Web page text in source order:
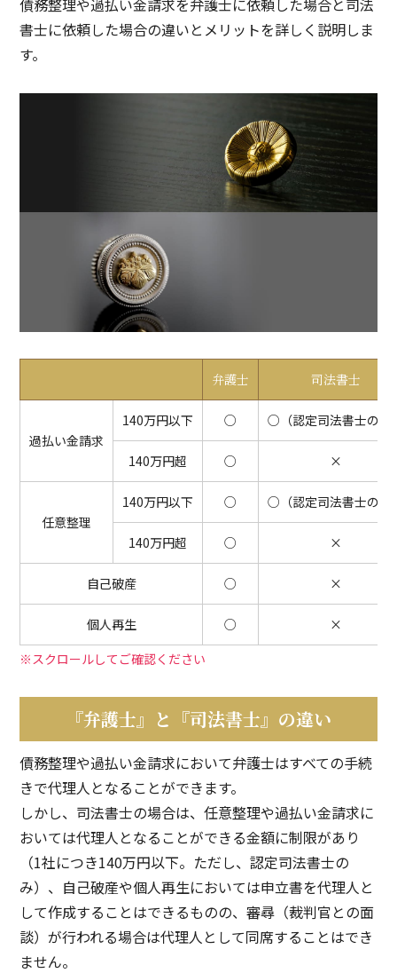
債務整理や過払い金請求を弁護士に依頼した場合と司法
書士に依頼した場合の違いとメリットを詳しく説明しま
す。
弁護士 司法書士
過払い金請求
140万円以下 ○ ○（認定司法書士のみ
140万円超 ○ ×
任意整理
140万円以下 ○ ○（認定司法書士のみ
140万円超 ○ ×
自己破産 ○ ×
個人再生 ○
×
※スクロールしてご確認ください
『弁護士』と『司法書士』の違い
債務整理や過払い金請求において弁護士はすべての手続
きで代理人となることができます。
しかし、司法書士の場合は、任意整理や過払い金請求に
おいては代理人となることができる金額に制限があり
（1社につき140万円以下。ただし、認定司法書士の
み）、自己破産や個人再生においては申立書を代理人と
して作成することはできるものの、審尋（裁判官との面
談）が行われる場合は代理人として同席することはでき
ません。